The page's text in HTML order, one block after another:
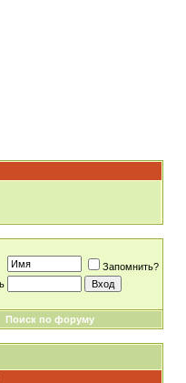
Запомнить?
Поиск по форуму